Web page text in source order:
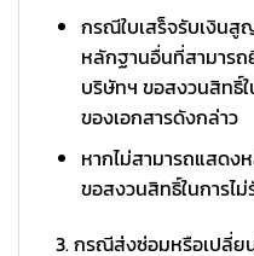
กรณีใบเสร็จรับเงินสู
หลักฐานอื่นที่สามารถ
บริษัทฯ ขอสงวนสิทธิ์
ของเอกสารดังกล่าว
หากไม่สามารถแสดง
ขอสงวนสิทธิ์ในการไ
3. กรณีส่งซ่อมหรือเปลี่